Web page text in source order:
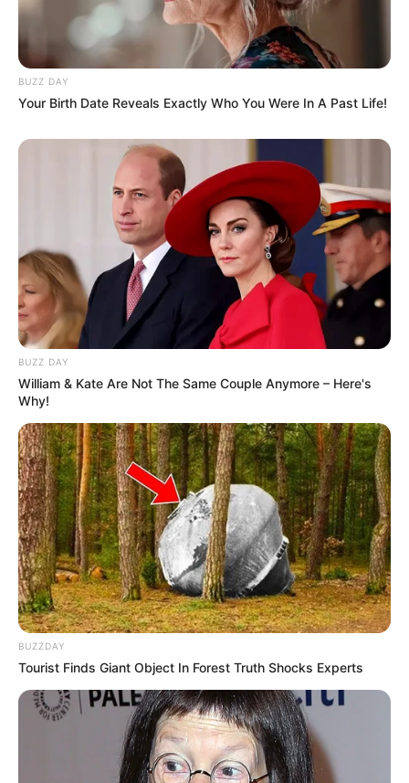
Facebook
Twitter
Pinterest
Share
Revista Artesanato
22/10/2018
Recomendados para você
Aprenda Como Escolher a
Amigurumi
Aprenda Como Ler
Receitas de Amigurumi
Aprenda essa Arte que é
um Sucesso
BUZZ DAY
Your Birth Date Reveals Exactly Who You Were In A Past Life!
BUZZ DAY
William & Kate Are Not The Same Couple Anymore – Here's
Why!
BUZZDAY
Tourist Finds Giant Object In Forest Truth Shocks Experts